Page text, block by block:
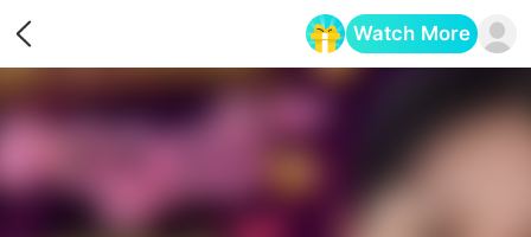
Watch More